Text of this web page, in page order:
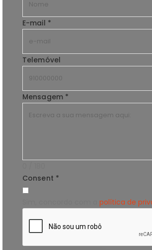
E-mail *
Telemóvel
Mensagem *
Consent *
política de